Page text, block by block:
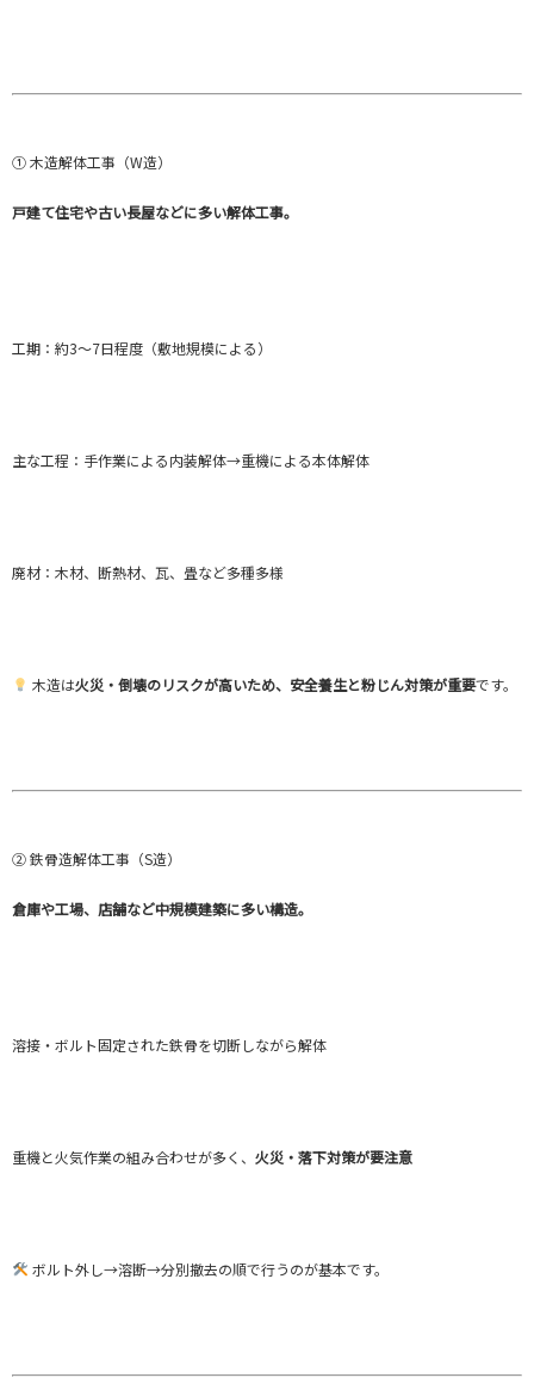
① 木造解体工事（W造）
戸建て住宅や古い長屋などに多い解体工事。
工期：約3～7日程度（敷地規模による）
主な工程：手作業による内装解体→重機による本体解体
廃材：木材、断熱材、瓦、畳など多種多様
木造は火災・倒壊のリスクが高いため、安全養生と粉じん対策が重要です。
② 鉄骨造解体工事（S造）
倉庫や工場、店舗など中規模建築に多い構造。
溶接・ボルト固定された鉄骨を切断しながら解体
重機と火気作業の組み合わせが多く、 火災・落下対策が要注意
ボルト外し→溶断→分別撤去の順で行うのが基本です。